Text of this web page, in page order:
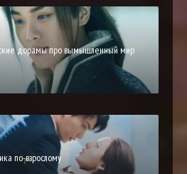
дорамы про вымышленный мир
по-взрослому